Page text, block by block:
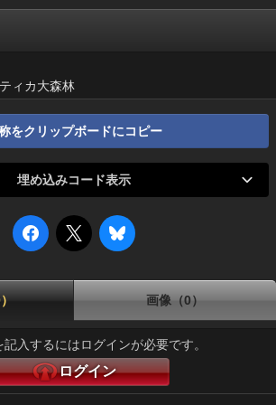
ィカ大森林
をクリップボードにコピー
埋め込みコード表示
画像（0）
記入するにはログインが必要です。
ログイン